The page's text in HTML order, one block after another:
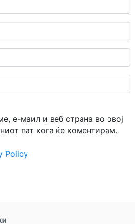
е-маил и веб страна во овој
пат кога ќе коментирам.
Policy